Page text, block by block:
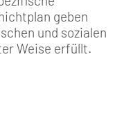
geben
und sozialen
Weise erfüllt.